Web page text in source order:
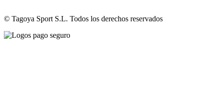
© Tagoya Sport S.L. Todos los derechos reservados